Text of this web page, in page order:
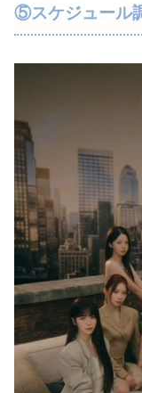
⑤スケジュール